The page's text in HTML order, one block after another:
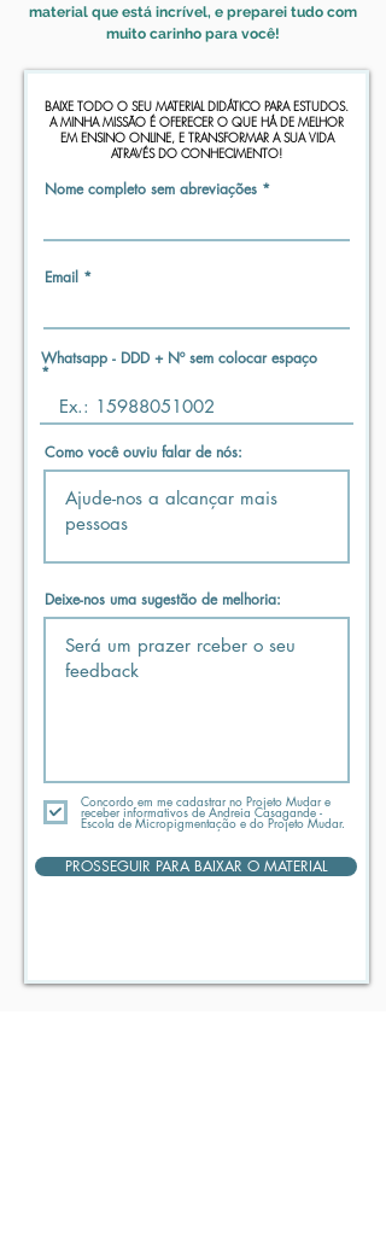
material que está incrível, e preparei tudo com
muito carinho para você!
BAIXE TODO O SEU MATERIAL DIDÁTICO PARA ESTUDOS.
A MINHA MISSÃO É OFERECER O QUE HÁ DE MELHOR
EM ENSINO ONLINE, E TRANSFORMAR A SUA VIDA
ATRAVÉS DO CONHECIMENTO!
Nome completo sem abreviações
Email
Whatsapp - DDD + Nº sem colocar espaço
Como você ouviu falar de nós:
Deixe-nos uma sugestão de melhoria:
Concordo em me cadastrar no Projeto Mudar e
receber informativos de Andreia Casagande -
Escola de Micropigmentação e do Projeto Mudar.
PROSSEGUIR PARA BAIXAR O MATERIAL